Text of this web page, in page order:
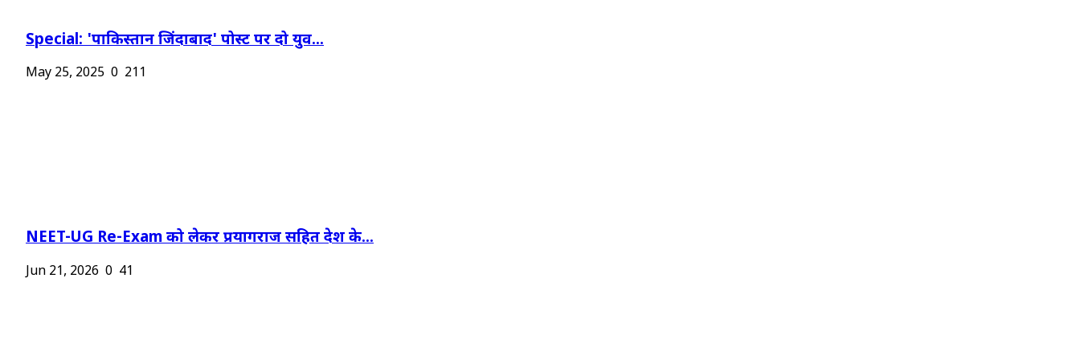
Special: 'पाकिस्तान जिंदाबाद' पोस्ट पर दो युव...
May 25, 2025 0 211
NEET-UG Re-Exam को लेकर प्रयागराज सहित देश के...
Jun 21, 2026 0 41